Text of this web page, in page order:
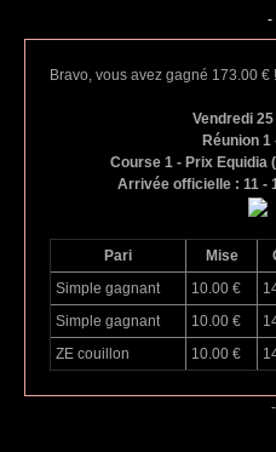
-
Bravo, vous avez gagné 173.00
Vendredi
Réunion 1
Course 1 - Prix Equidia
Arrivée officielle : 11 -
Pari Mise
Simple gagnant
10.00 €
Simple gagnant
10.00 €
ZE couillon
10.00 €
-